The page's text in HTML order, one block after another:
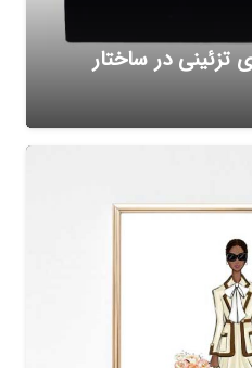
تزئینی در ساختار